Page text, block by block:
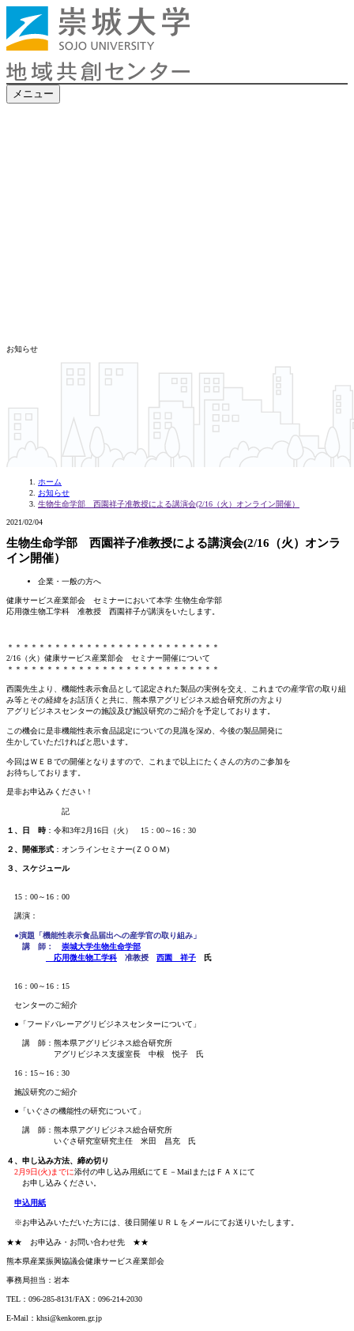
メニュー
お知らせ
ホーム
お知らせ
生物生命学部 西園祥子准教授による講演会(2/16（火）オンライン開催）
2021/02/04
生物生命学部 西園祥子准教授による講演会(2/16（火）オンラ
イン開催）
企業・一般の方へ
健康サービス産業部会 セミナーにおいて本学 生物生命学部
応用微生物工学科 准教授 西園祥子が講演をいたします。
＊＊＊＊＊＊＊＊＊＊＊＊＊＊＊＊＊＊＊＊＊＊＊＊＊＊＊
2/16（火）健康サービス産業部会 セミナー開催について
＊＊＊＊＊＊＊＊＊＊＊＊＊＊＊＊＊＊＊＊＊＊＊＊＊＊＊
西園先生より、機能性表示食品として認定された製品の実例を交え、これまでの産学官の取り組
み等とその経緯をお話頂くと共に、熊本県アグリビジネス総合研究所の方より
アグリビジネスセンターの施設及び施設研究のご紹介を予定しております。
この機会に是非機能性表示食品認定についての見識を深め、今後の製品開発に
生かしていただければと思います。
今回はＷＥＢでの開催となりますので、これまで以上にたくさんの方のご参加を
お待ちしております。
是非お申込みください！
記
１、日 時 ：令和3年2月16日（火） 15：00～16：30
２、開催形式 ：オンラインセミナー(ＺＯＯＭ)
３、スケジュール
15：00～16：00
講演：
●演題「機能性表示食品届出への産学官の取り組み」
講 師： 崇城大学生物生命学部
応用微生物工学科 准教授 西園 祥子 氏
16：00～16：15
センターのご紹介
●「フードバレーアグリビジネスセンターについて」
講 師：熊本県アグリビジネス総合研究所
アグリビジネス支援室長 中根 悦子 氏
16：15～16：30
施設研究のご紹介
●「いぐさの機能性の研究について」
講 師：熊本県アグリビジネス総合研究所
いぐさ研究室研究主任 米田 昌充 氏
４、申し込み方法、締め切り
2月9日(火)までに添付の申し込み用紙にてＥ－MailまたはＦＡＸにて
お申し込みください。
申込用紙
※お申込みいただいた方には、後日開催ＵＲＬをメールにてお送りいたします。
★★ お申込み・お問い合わせ先 ★★
熊本県産業振興協議会健康サービス産業部会
事務局担当：岩本
TEL：096-285-8131/FAX：096-214-2030
E-Mail：khsi@kenkoren.gr.jp